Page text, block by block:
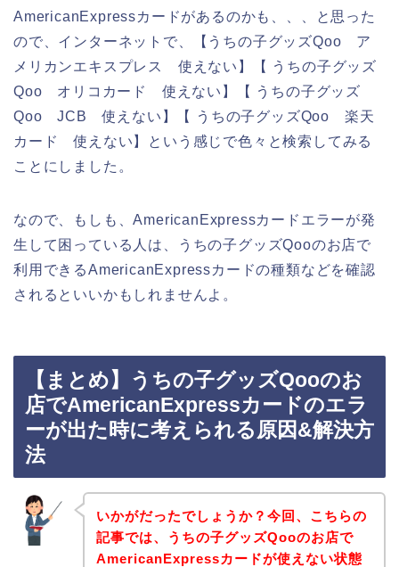
AmericanExpressカードがあるのかも、、、と思った
ので、インターネットで、【うちの子グッズQoo ア
メリカンエキスプレス 使えない】【 うちの子グッズ
Qoo オリコカード 使えない】【 うちの子グッズ
Qoo JCB 使えない】【 うちの子グッズQoo 楽天
カード 使えない】という感じで色々と検索してみる
ことにしました。
なので、もしも、AmericanExpressカードエラーが発
生して困っている人は、うちの子グッズQooのお店で
利用できるAmericanExpressカードの種類などを確認
されるといいかもしれませんよ。
【まとめ】うちの子グッズQooのお
店でAmericanExpressカードのエラ
ーが出た時に考えられる原因&解決方
法
いかがだったでしょうか？今回、こちらの
記事では、うちの子グッズQooのお店で
AmericanExpressカードが使えない状態